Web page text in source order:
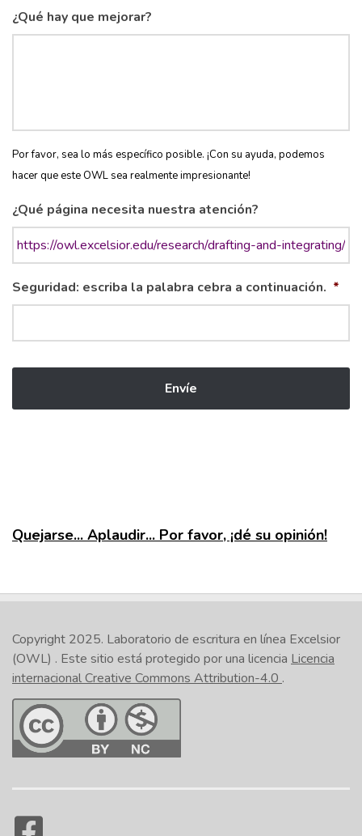
¿Qué hay que mejorar?
Por favor, sea lo más específico posible. ¡Con su ayuda, podemos
hacer que este OWL sea realmente impresionante!
¿Qué página necesita nuestra atención?
Seguridad: escriba la palabra cebra a continuación. *
Quejarse... Aplaudir... Por favor, ¡dé su opinión!
Copyright 2025. Laboratorio de escritura en línea Excelsior
(OWL) . Este sitio está protegido por una licencia Licencia
internacional Creative Commons Attribution-4.0 .